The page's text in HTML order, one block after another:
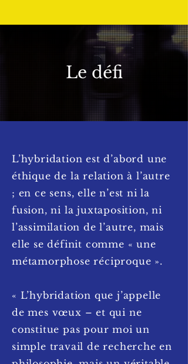
Le défi
L’hybridation est d’abord une
éthique de la relation à l’autre
; en ce sens, elle n’est ni la
fusion, ni la juxtaposition, ni
l’assimilation de l’autre, mais
elle se définit comme « une
métamorphose réciproque ».
« L’hybridation que j’appelle
de mes vœux – et qui ne
constitue pas pour moi un
simple travail de recherche en